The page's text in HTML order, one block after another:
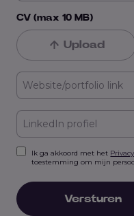
CV (max 10 MB)
Upload
Ik ga akkoord met het
toestemming om mijn
Versturen